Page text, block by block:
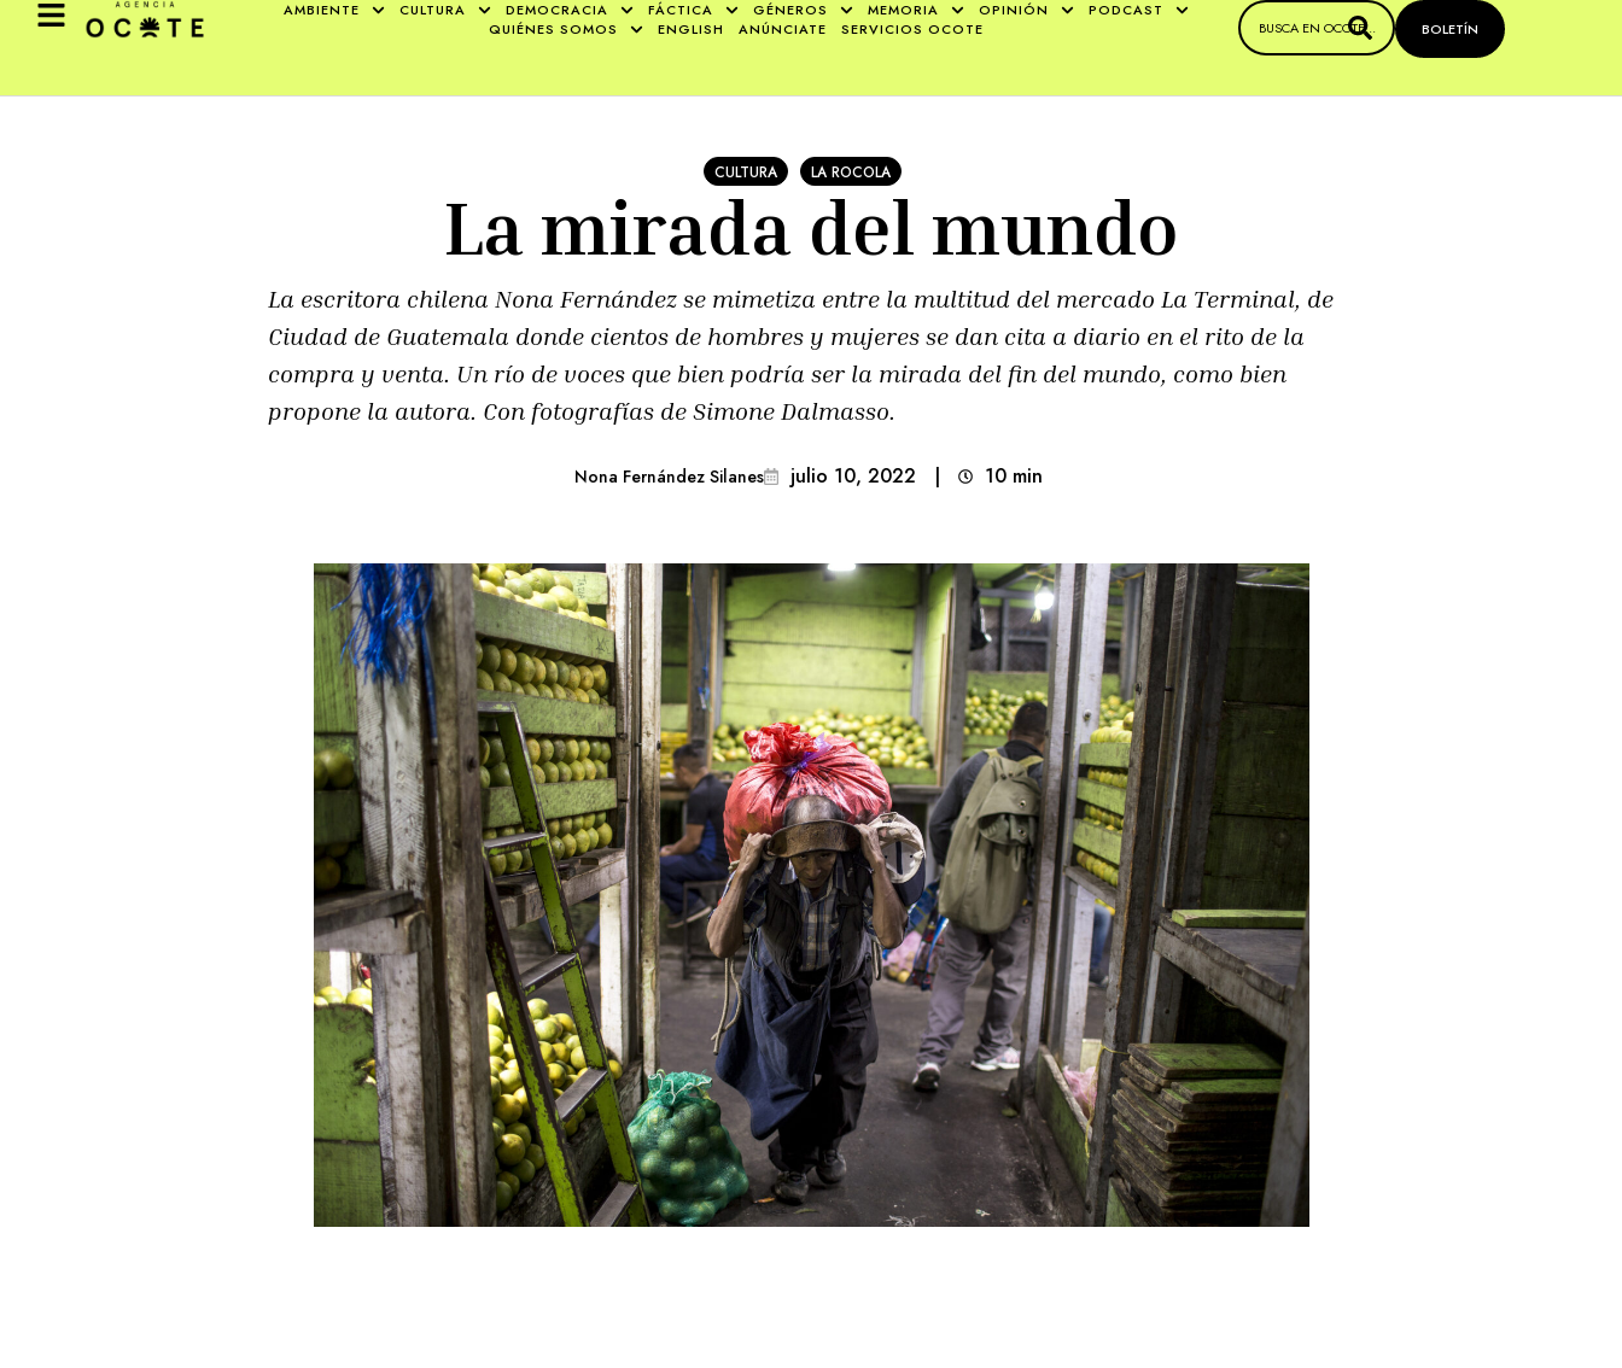
AMBIENTE CULTURA DEMOCRACIA FÁCTICA GÉNEROS MEMORIA OPINIÓN
PODCAST
QUIÉNES SOMOS
ENGLISH ANÚNCIATE SERVICIOS OCOTE BOLETÍN
CULTURA LA ROCOLA
La mirada del mundo
La escritora chilena Nona Fernández se mimetiza entre la multitud del mercado La Terminal, de
Ciudad de Guatemala donde cientos de hombres y mujeres se dan cita a diario en el rito de la
compra y venta. Un río de voces que bien podría ser la mirada del fin del mundo, como bien
propone la autora. Con fotografías de Simone Dalmasso.
Nona Fernández Silanes julio 10, 2022 | 10 min